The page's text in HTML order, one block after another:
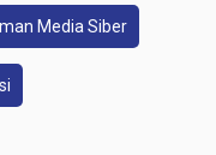
Media Siber